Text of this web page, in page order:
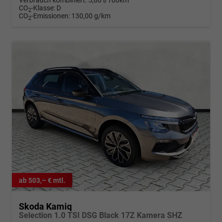
CO2-Klasse: D
CO2-Emissionen: 130,00 g/km
ab 503,– € mtl.
Skoda Kamiq
Selection 1.0 TSI DSG Black 17Z Kamera SHZ